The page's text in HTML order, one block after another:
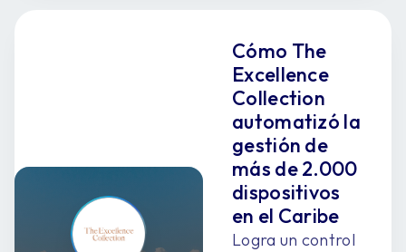
Cómo The
Excellence
Collection
automatizó la
gestión de
más de 2.000
dispositivos
en el Caribe
Logra un control